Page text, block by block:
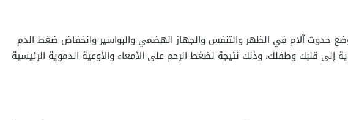
حدوث آلام في الظهر والتنفس والجهاز الهضمي والبواسير وانخفاض ضغط الدم
إلى قلبك وطفلك، وذلك نتيجة لضغط الرحم على الأمعاء والأوعية الدموية الرئيسية